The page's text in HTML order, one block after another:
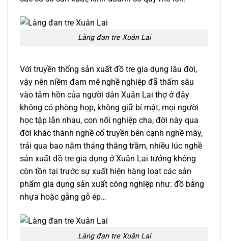
Làng đan tre Xuân Lai
Với truyền thống sản xuất đồ tre gia dụng lâu đời,
vậy nên niềm đam mê nghề nghiệp đã thấm sâu
vào tâm hồn của người dân Xuân Lai thợ ở đây
không có phòng họp, không giữ bí mật, mọi người
học tập lẫn nhau, con nối nghiệp cha, đời này qua
đời khác thành nghề cổ truyền bên cạnh nghề mây,
trải qua bao năm tháng thăng trầm, nhiều lúc nghề
sản xuất đồ tre gia dụng ở Xuân Lai tưởng không
còn tồn tại trước sự xuất hiện hàng loạt các sản
phẩm gia dụng sản xuất công nghiệp như: đồ bằng
nhựa hoặc gằng gỗ ép…
Làng đan tre Xuân Lai